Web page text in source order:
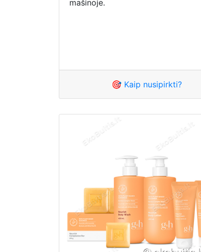
mašinoje.
🎯 Kaip nusipirkti?